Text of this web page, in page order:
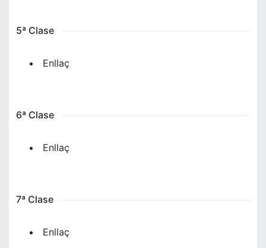
5ª Clase
Enllaç
6ª Clase
Enllaç
7ª Clase
Enllaç